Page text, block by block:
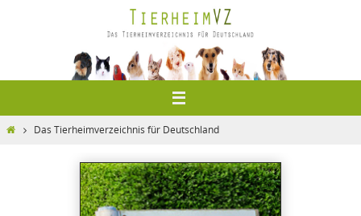
HomeDas Tierheimverzeichnis für Deutschland